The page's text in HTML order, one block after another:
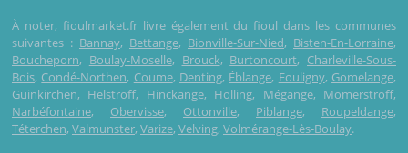
À noter, fioulmarket.fr livre également du fioul dans les communes
suivantes : Bannay, Bettange, Bionville-Sur-Nied, Bisten-En-Lorraine,
Boucheporn, Boulay-Moselle, Brouck, Burtoncourt, Charleville-Sous-
Bois, Condé-Northen, Coume, Denting, Éblange, Fouligny, Gomelange,
Guinkirchen, Helstroff, Hinckange, Holling, Mégange, Momerstroff,
Narbéfontaine, Obervisse, Ottonville, Piblange, Roupeldange,
Téterchen, Valmunster, Varize, Velving, Volmérange-Lès-Boulay.